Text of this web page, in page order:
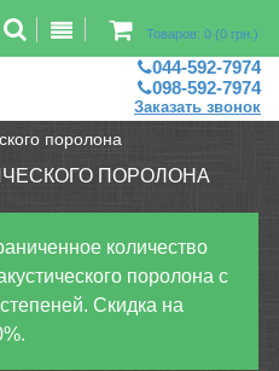
рассчет помещений
Товаров: 0 (0 грн.)
044-592-7974
098-592-7974
Заказать звонок
поролона
ПОРОЛОНА
количество
поролона с
Скидка на